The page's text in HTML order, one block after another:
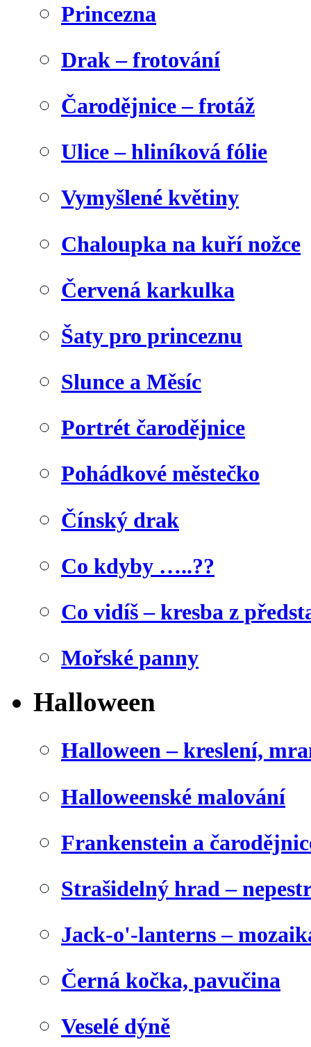
Princezna
Drak – frotování
Čarodějnice – frotáž
Ulice – hliníková fólie
Vymyšlené květiny
Chaloupka na kuří nožce
Červená karkulka
Šaty pro princeznu
Slunce a Měsíc
Portrét čarodějnice
Pohádkové městečko
Čínský drak
Co kdyby …..??
Co vidíš – kresba z
Mořské panny
Halloween
Halloween – kreslení,
Halloweenské malování
Frankenstein a
Strašidelný hrad –
Jack-o'-lanterns –
Černá kočka, pavučina
Veselé dýně